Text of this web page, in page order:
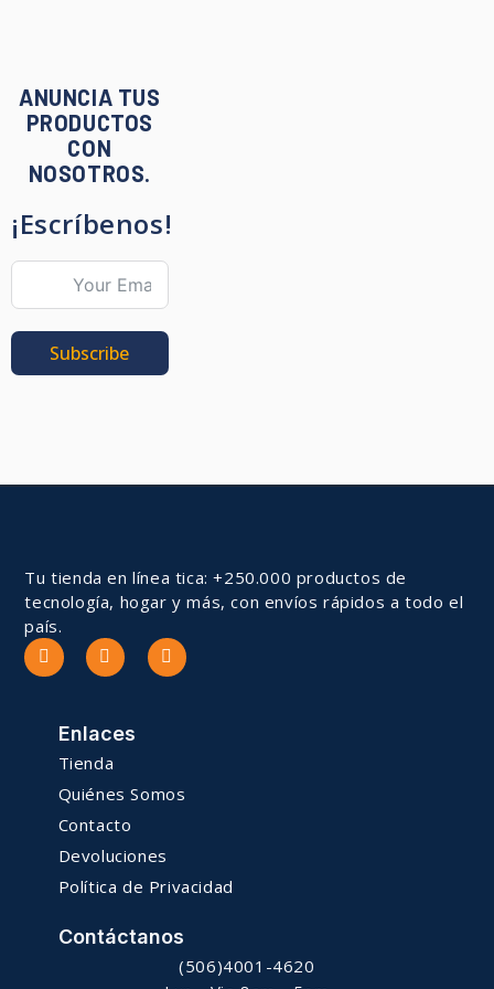
ANUNCIA TUS
PRODUCTOS
CON
NOSOTROS.
¡Escríbenos!
Subscribe
Tu tienda en línea tica: +250.000 productos de
tecnología, hogar y más, con envíos rápidos a todo el
país.
Enlaces
Tienda
Quiénes Somos
Contacto
Devoluciones
Política de Privacidad
Contáctanos
(506)4001-4620